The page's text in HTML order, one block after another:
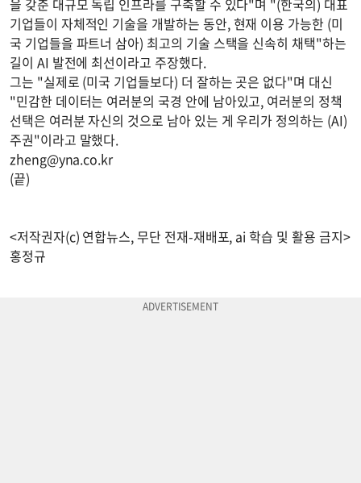
을 갖춘 대규모 독립 인프라를 구축할 수 있다"며 "(한국의) 대표
기업들이 자체적인 기술을 개발하는 동안, 현재 이용 가능한 (미
국 기업들을 파트너 삼아) 최고의 기술 스택을 신속히 채택"하는
길이 AI 발전에 최선이라고 주장했다.
그는 "실제로 (미국 기업들보다) 더 잘하는 곳은 없다"며 대신
"민감한 데이터는 여러분의 국경 안에 남아있고, 여러분의 정책
선택은 여러분 자신의 것으로 남아 있는 게 우리가 정의하는 (AI)
주권"이라고 말했다.
zheng@yna.co.kr
(끝)
<저작권자(c) 연합뉴스, 무단 전재-재배포, ai 학습 및 활용 금지>
홍정규